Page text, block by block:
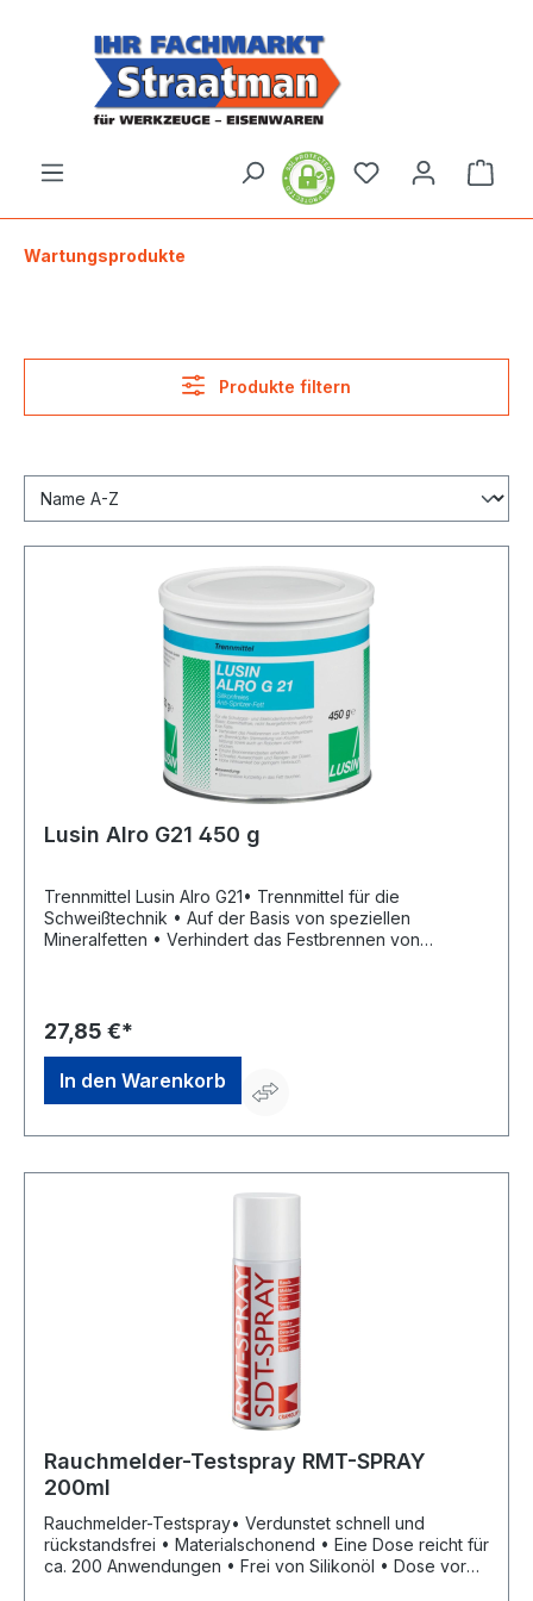
Wartungsprodukte
Produkte filtern
Lusin Alro G21 450 g
Trennmittel Lusin Alro G21• Trennmittel für die
Schweißtechnik • Auf der Basis von speziellen
Mineralfetten • Verhindert das Festbrennen von
Silikonfrei • Geruchsneutral • Nicht
feuergefährlichHersteller: OKS Spezialschmierstoffe
GmbH, Ganghoferstraße 47, 82216 Maisach, DE,
+4981423051500, contact@oks-germany.com
27,85 €*
In den Warenkorb
Rauchmelder-Testspray RMT-SPRAY
200ml
Rauchmelder-Testspray• Verdunstet schnell und
rückstandsfrei • Materialschonend • Eine Dose reicht für
ca. 200 Anwendungen • Frei von Silikonöl • Dose vor